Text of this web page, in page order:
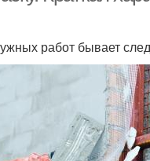
работ бывает